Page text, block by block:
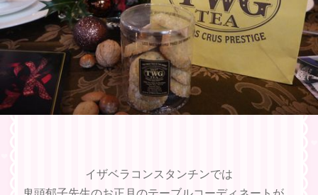
イザベラコンスタンチンでは